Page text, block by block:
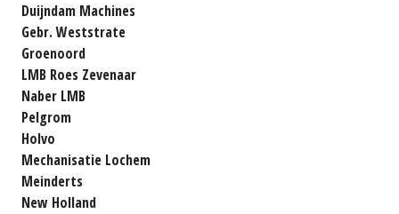
Duijndam Machines
Gebr. Weststrate
Groenoord
LMB Roes Zevenaar
Naber LMB
Pelgrom
Holvo
Mechanisatie Lochem
Meinderts
New Holland